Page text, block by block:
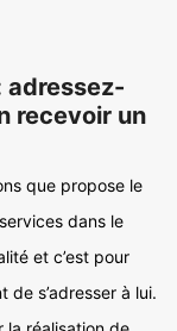
adressez-
recevoir un
que propose le
dans le
et c’est pour
s’adresser à lui.